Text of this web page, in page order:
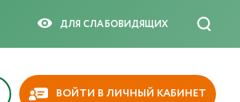
ДЛЯ СЛАБОВИДЯЩИX
ВОЙТИ В ЛИЧНЫЙ КАБИНЕТ